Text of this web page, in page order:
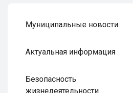
Муниципальные новости
Актуальная информация
Безопасность
жизнедеятельности